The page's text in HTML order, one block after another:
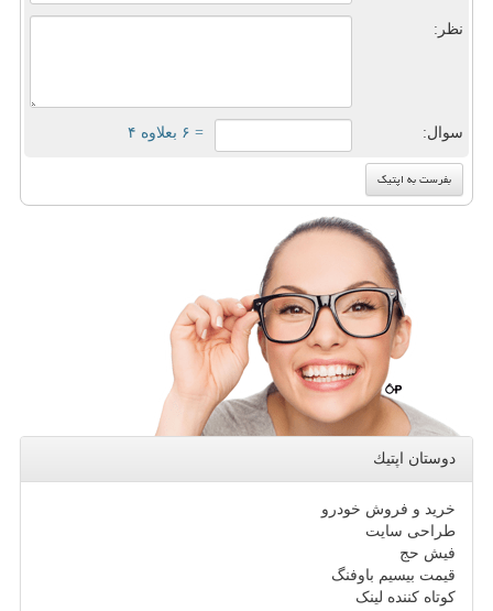
نظر:
سوال: = ۶ بعلاوه ۴
دوستان اپتیك
خرید و فروش خودرو
طراحی سایت
فیش حج
قیمت بیسیم باوفنگ
کوتاه کننده لینک